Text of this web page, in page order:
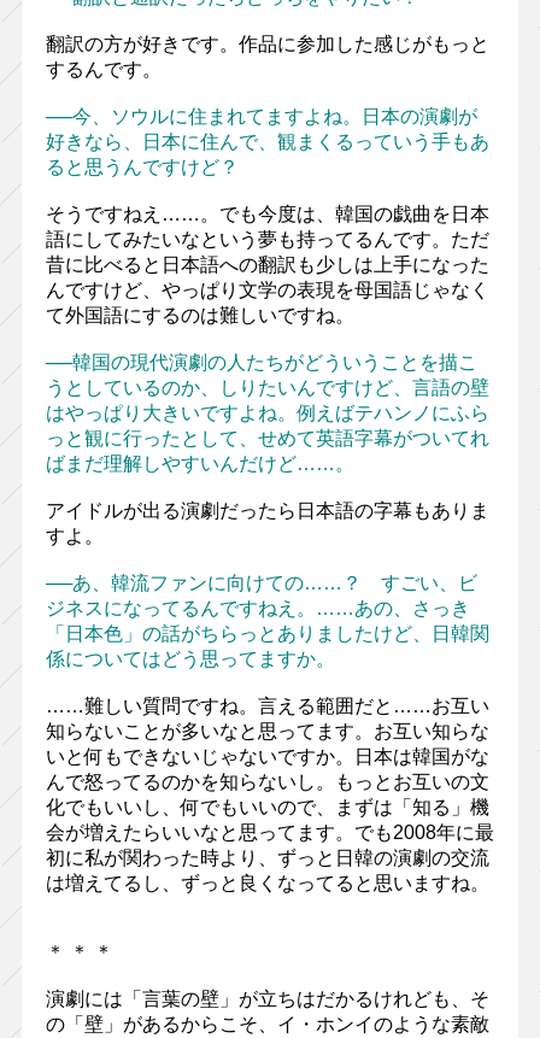
翻訳の方が好きです。作品に参加した感じがもっと
するんです。
──今、ソウルに住まれてますよね。日本の演劇が
好きなら、日本に住んで、観まくるっていう手もあ
ると思うんですけど？
そうですねえ……。でも今度は、韓国の戯曲を日本
語にしてみたいなという夢も持ってるんです。ただ
昔に比べると日本語への翻訳も少しは上手になった
んですけど、やっぱり文学の表現を母国語じゃなく
て外国語にするのは難しいですね。
──韓国の現代演劇の人たちがどういうことを描こ
うとしているのか、しりたいんですけど、言語の壁
はやっぱり大きいですよね。例えばテハンノにふら
っと観に行ったとして、せめて英語字幕がついてれ
ばまだ理解しやすいんだけど……。
アイドルが出る演劇だったら日本語の字幕もありま
すよ。
──あ、韓流ファンに向けての……？ すごい、ビ
ジネスになってるんですねえ。……あの、さっき
「日本色」の話がちらっとありましたけど、日韓関
係についてはどう思ってますか。
……難しい質問ですね。言える範囲だと……お互い
知らないことが多いなと思ってます。お互い知らな
いと何もできないじゃないですか。日本は韓国がな
んで怒ってるのかを知らないし。もっとお互いの文
化でもいいし、何でもいいので、まずは「知る」機
会が増えたらいいなと思ってます。でも2008年に最
初に私が関わった時より、ずっと日韓の演劇の交流
は増えてるし、ずっと良くなってると思いますね。
＊ ＊ ＊
演劇には「言葉の壁」が立ちはだかるけれども、そ
の「壁」があるからこそ、イ・ホンイのような素敵